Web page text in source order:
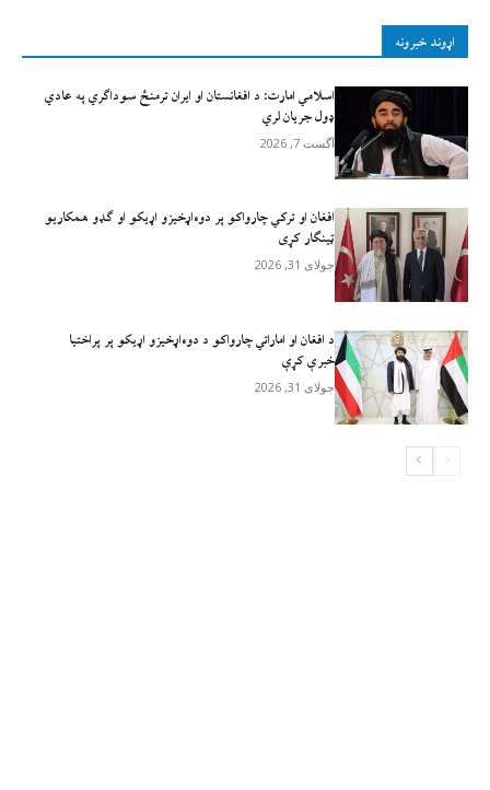
اړوند خبرونه
اسلامي امارت: د افغانستان او ایران ترمنځ سوداګري په عادي
ډول جریان لري
آگست 7, 2026
افغان او ترکي چارواکو پر دوه‌اړخیزو اړيکو او ګډو همکاريو
ټينګار کړی
جولای 31, 2026
د افغان او اماراتي چارواکو د دوه‌اړخیزو اړیکو پر پراختیا
خبرې کړې
جولای 31, 2026